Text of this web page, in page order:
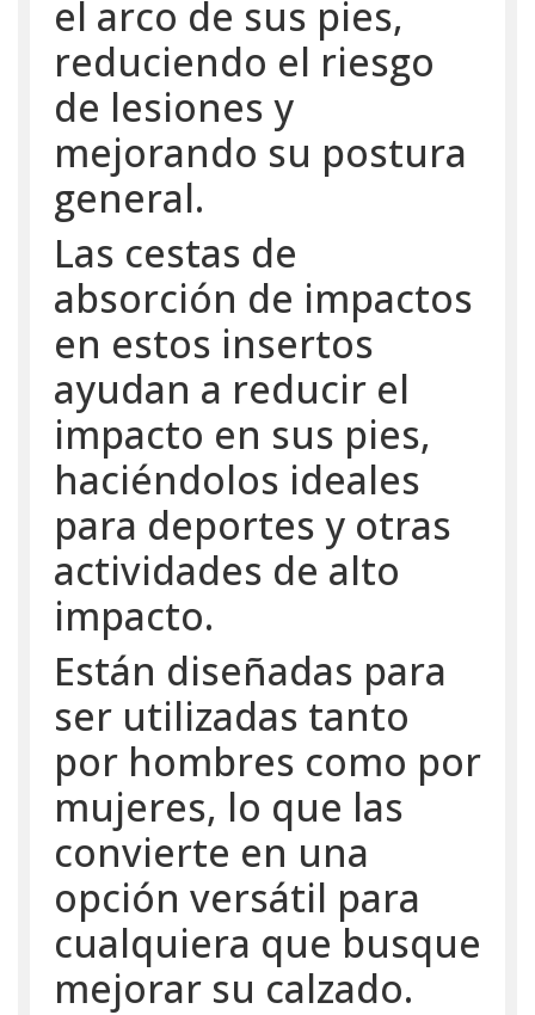
el arco de sus pies,
reduciendo el riesgo
de lesiones y
mejorando su postura
general.
Las cestas de
absorción de impactos
en estos insertos
ayudan a reducir el
impacto en sus pies,
haciéndolos ideales
para deportes y otras
actividades de alto
impacto.
Están diseñadas para
ser utilizadas tanto
por hombres como por
mujeres, lo que las
convierte en una
opción versátil para
cualquiera que busque
mejorar su calzado.